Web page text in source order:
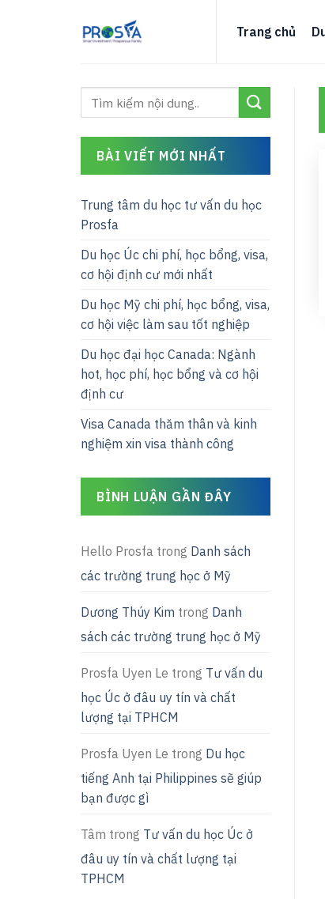
Trang chủ
BÀI VIẾT MỚI NHẤT
Trung tâm du học tư vấn du học
Prosfa
Du học Úc chi phí, học bổng, visa,
cơ hội định cư mới nhất
Du học Mỹ chi phí, học bổng, visa,
cơ hội việc làm sau tốt nghiệp
Du học đại học Canada: Ngành
hot, học phí, học bổng và cơ hội
định cư
Visa Canada thăm thân và kinh
nghiệm xin visa thành công
BÌNH LUẬN GẦN ĐÂY
Hello Prosfa trong Danh sách
các trường trung học ở Mỹ
Dương Thúy Kim trong Danh
sách các trường trung học ở Mỹ
Prosfa Uyen Le trong Tư vấn du
học Úc ở đâu uy tín và chất
lượng tại TPHCM
Prosfa Uyen Le trong Du học
tiếng Anh tại Philippines sẽ giúp
bạn được gì
Tâm trong Tư vấn du học Úc ở
đâu uy tín và chất lượng tại
TPHCM